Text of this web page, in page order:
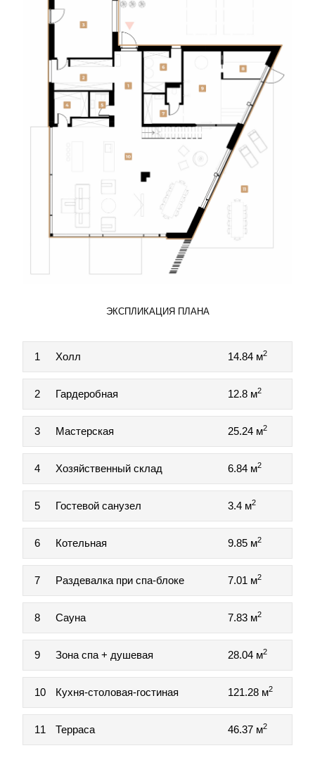
ЭКСПЛИКАЦИЯ ПЛАНА
1 Холл 14.84 м2
2 Гардеробная 12.8 м2
3 Мастерская 25.24 м2
4 Хозяйственный склад 6.84 м2
5 Гостевой санузел 3.4 м2
6 Котельная 9.85 м2
7 Раздевалка при спа-блоке 7.01 м2
8 Сауна 7.83 м2
9 Зона спа + душевая 28.04 м2
10 Кухня-столовая-гостиная 121.28 м2
11 Терраса 46.37 м2